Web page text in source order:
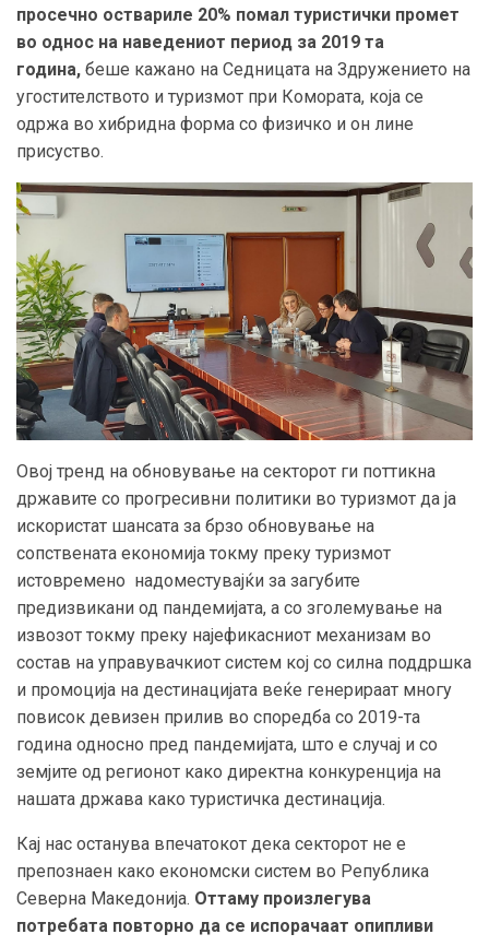
просечно оствариле 20% помал туристички промет
во однос на наведениот период за 2019 та
година, беше кажано на Седницата на Здружението на
угостителството и туризмот при Комората, која се
одржа во хибридна форма со физичко и он лине
присуство.
Овој тренд на обновување на секторот ги поттикна
државите со прогресивни политики во туризмот да ја
искористат шансата за брзо обновување на
сопствената економија токму преку туризмот
истовремено надоместувајќи за загубите
предизвикани од пандемијата, а со зголемување на
извозот токму преку најефикасниот механизам во
состав на управувачкиот систем кој со силна поддршка
и промоција на дестинацијата веќе генерираат многу
повисок девизен прилив во споредба со 2019-та
година односно пред пандемијата, што е случај и со
земјите од регионот како директна конкуренција на
нашата држава како туристичка дестинација.
Кај нас останува впечатокот дека секторот не е
препознаен како економски систем во Република
Северна Македонија. Оттаму произлегува
потребата повторно да се испорачаат опипливи